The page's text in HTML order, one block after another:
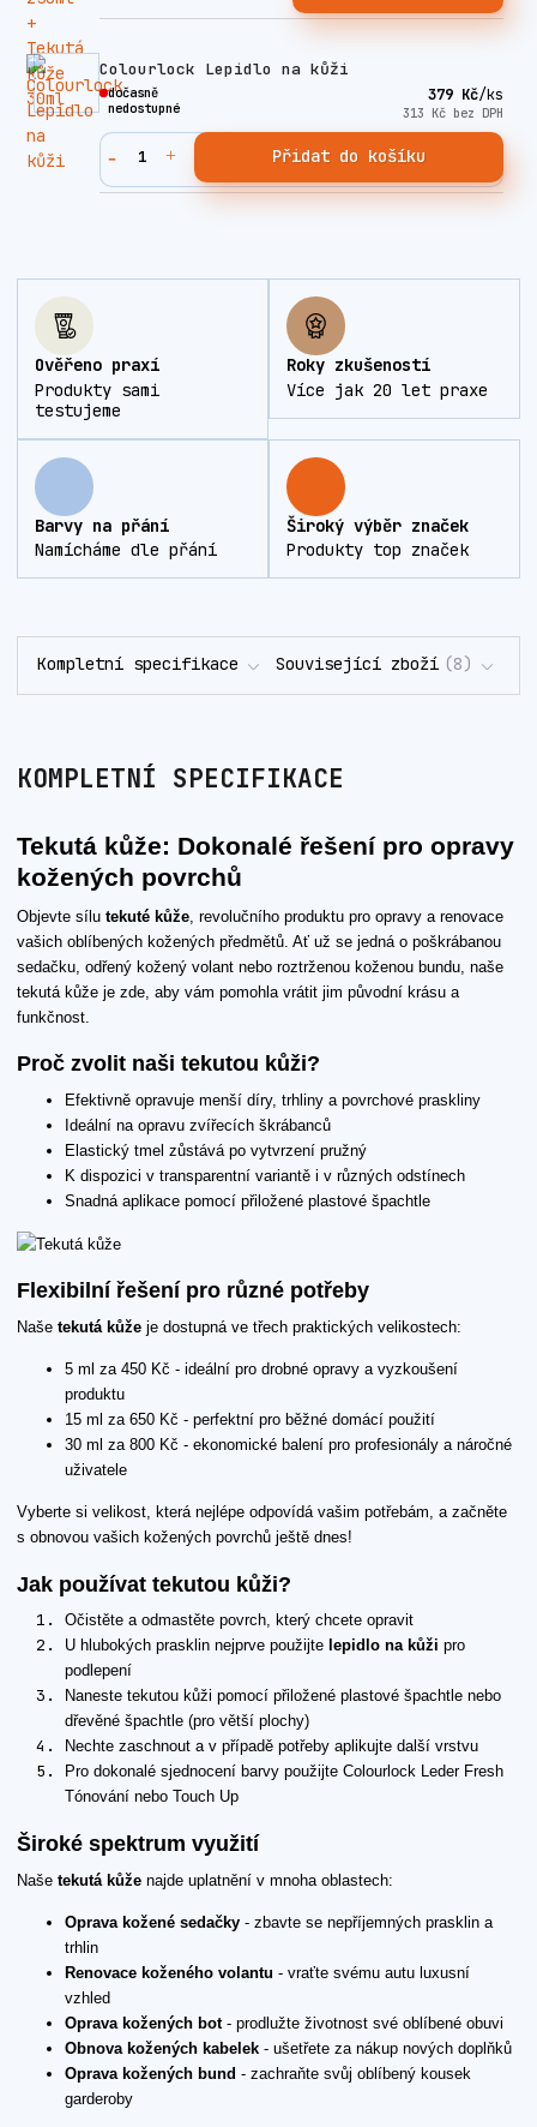
Colourlock Lepidlo na kůži
379 Kč/ks
313 Kč bez DPH
dočasně
nedostupné
Přidat do košíku
Ověřeno praxí
Produkty sami
testujeme
Roky zkušeností
Více jak 20 let praxe
Barvy na přání
Namícháme dle přání
Široký výběr značek
Produkty top značek
Kompletní specifikace Související zboží 8
KOMPLETNÍ SPECIFIKACE
Tekutá kůže: Dokonalé řešení pro opravy
kožených povrchů
Objevte sílu tekuté kůže , revolučního produktu pro opravy a renovace
vašich oblíbených kožených předmětů. Ať už se jedná o poškrábanou
sedačku, odřený kožený volant nebo roztrženou koženou bundu, naše
tekutá kůže je zde, aby vám pomohla vrátit jim původní krásu a
funkčnost.
Proč zvolit naši tekutou kůži?
Efektivně opravuje menší díry, trhliny a povrchové praskliny
Ideální na opravu zvířecích škrábanců
Elastický tmel zůstává po vytvrzení pružný
K dispozici v transparentní variantě i v různých odstínech
Snadná aplikace pomocí přiložené plastové špachtle
Flexibilní řešení pro různé potřeby
Naše tekutá kůže je dostupná ve třech praktických velikostech:
5 ml za 450 Kč - ideální pro drobné opravy a vyzkoušení
produktu
15 ml za 650 Kč - perfektní pro běžné domácí použití
30 ml za 800 Kč - ekonomické balení pro profesionály a náročné
uživatele
Vyberte si velikost, která nejlépe odpovídá vašim potřebám, a začněte
s obnovou vašich kožených povrchů ještě dnes!
Jak používat tekutou kůži?
Očistěte a odmastěte povrch, který chcete opravit
U hlubokých prasklin nejprve použijte lepidlo na kůži pro
podlepení
Naneste tekutou kůži pomocí přiložené plastové špachtle nebo
dřevěné špachtle (pro větší plochy)
Nechte zaschnout a v případě potřeby aplikujte další vrstvu
Pro dokonalé sjednocení barvy použijte Colourlock Leder Fresh
Tónování nebo Touch Up
Široké spektrum využití
Naše tekutá kůže najde uplatnění v mnoha oblastech:
Oprava kožené sedačky - zbavte se nepříjemných prasklin a
trhlin
Renovace koženého volantu - vraťte svému autu luxusní
vzhled
Oprava kožených bot- prodlužte životnost své oblíbené obuvi
Obnova kožených kabelek - ušetřete za nákup nových doplňků
Oprava kožených bund - zachraňte svůj oblíbený kousek
garderoby